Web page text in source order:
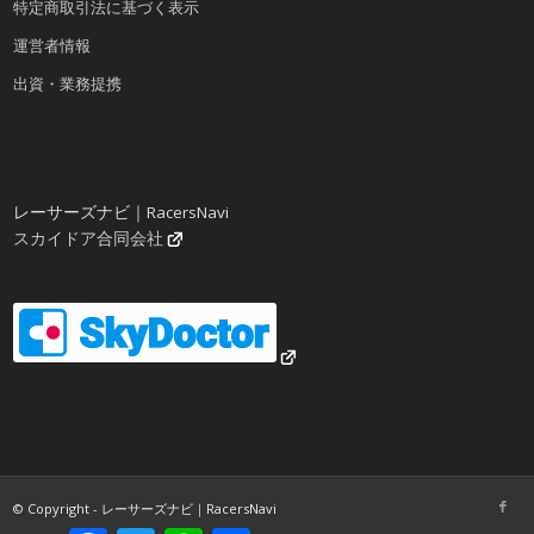
特定商取引法に基づく表示
運営者情報
出資・業務提携
レーサーズナビ｜RacersNavi
スカイドア合同会社
© Copyright - レーサーズナビ｜RacersNavi